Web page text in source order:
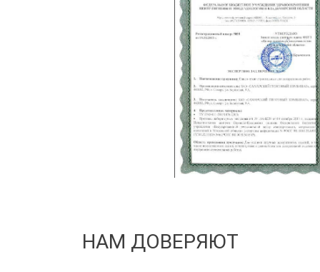
НАМ ДОВЕРЯЮТ